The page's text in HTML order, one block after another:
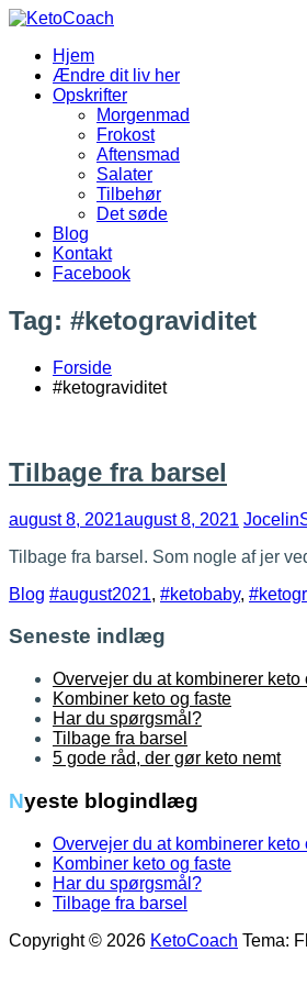
Videre
indhold
KetoCoach
Hjem
Ændre dit liv her
Opskrifter
Morgenmad
Frokost
Aftensmad
Salater
Tilbehør
Det søde
Blog
Kontakt
Facebook
Tag: #ketograviditet
Forside
#ketograviditet
Tilbage fra barsel
august 8, 2021august 8, 2021 Jocelin
Tilbage fra barsel. Som nogle af jer
Blog #august2021, #ketobaby,
Seneste indlæg
Overvejer du at kombinerer keto
Kombiner keto og faste
Har du spørgsmål?
Tilbage fra barsel
5 gode råd, der gør keto nemt
Nyeste blogindlæg
Overvejer du at kombinerer keto
Kombiner keto og faste
Har du spørgsmål?
Tilbage fra barsel
Copyright © 2026 KetoCoach Tema: